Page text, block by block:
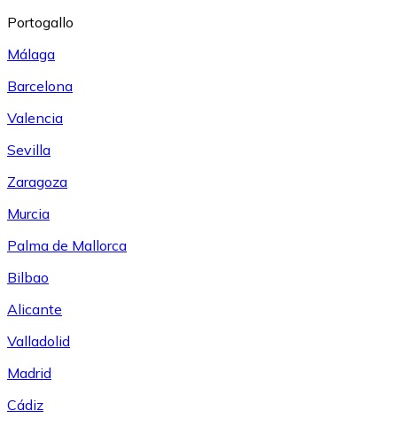
Portogallo
Málaga
Barcelona
Valencia
Sevilla
Zaragoza
Murcia
Palma de Mallorca
Bilbao
Alicante
Valladolid
Madrid
Cádiz